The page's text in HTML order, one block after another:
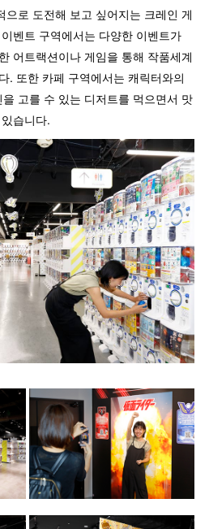
로 도전해 보고 싶어지는 크레인 게
벤트 구역에서는 다양한 이벤트가
어트랙션이나 게임을 통해 작품세계
. 또한 카페 구역에서는 캐릭터와의
고를 수 있는 디저트를 먹으면서 맛
습니다.